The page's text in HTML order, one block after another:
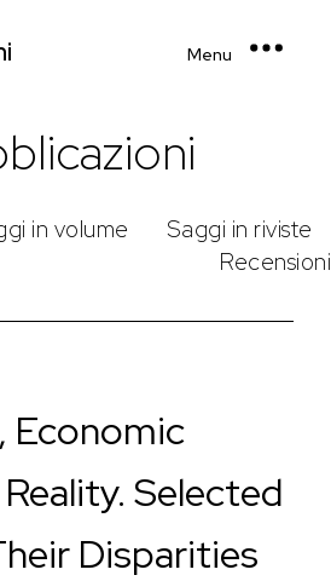
Menu
in volume
Saggi in riviste
Recensioni
Economic
Selected
Disparities